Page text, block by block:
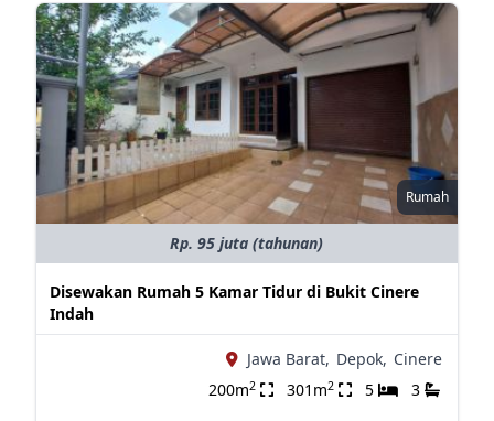
Rumah
Rp. 95 juta (tahunan)
Disewakan Rumah 5 Kamar Tidur di Bukit Cinere
Indah
Jawa Barat, Depok, Cinere
200m2 301m2 5 3